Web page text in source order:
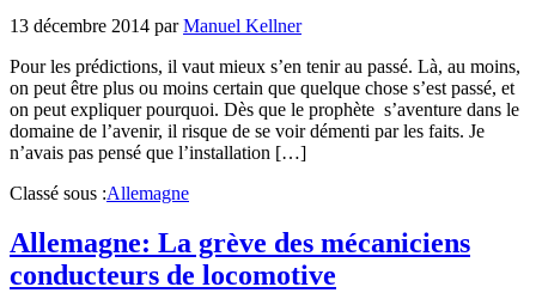
13 décembre 2014 parManuel Kellner
Pour les prédictions, il vaut mieux s’en tenir au passé. Là, au moins,
on peut être plus ou moins certain que quelque chose s’est passé, et
on peut expliquer pourquoi. Dès que le prophète s’aventure dans le
domaine de l’avenir, il risque de se voir démenti par les faits. Je
n’avais pas pensé que l’installation […]
Classé sous :Allemagne
Allemagne: La grève des mécaniciens
conducteurs de locomotive